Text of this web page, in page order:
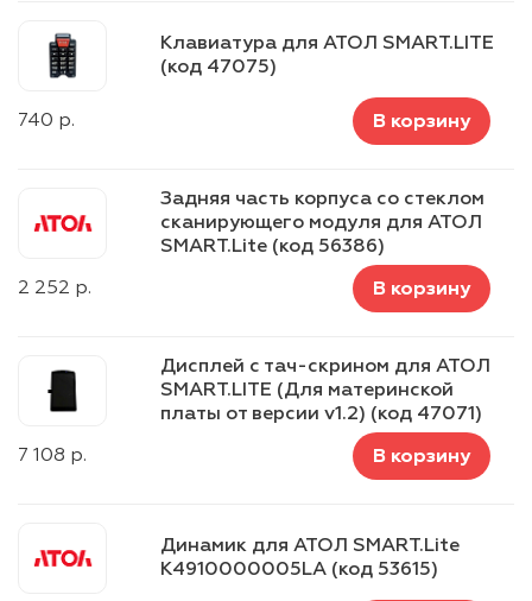
Клавиатура для АТОЛ SMART.LITE
(код 47075)
740 р. В корзину
Задняя часть корпуса со стеклом
сканирующего модуля для АТОЛ
SMART.Lite (код 56386)
2 252 р. В корзину
Дисплей с тач-скрином для АТОЛ
SMART.LITE (Для материнской
платы от версии v1.2) (код 47071)
7 108 р. В корзину
Динамик для АТОЛ SMART.Lite
K4910000005LA (код 53615)